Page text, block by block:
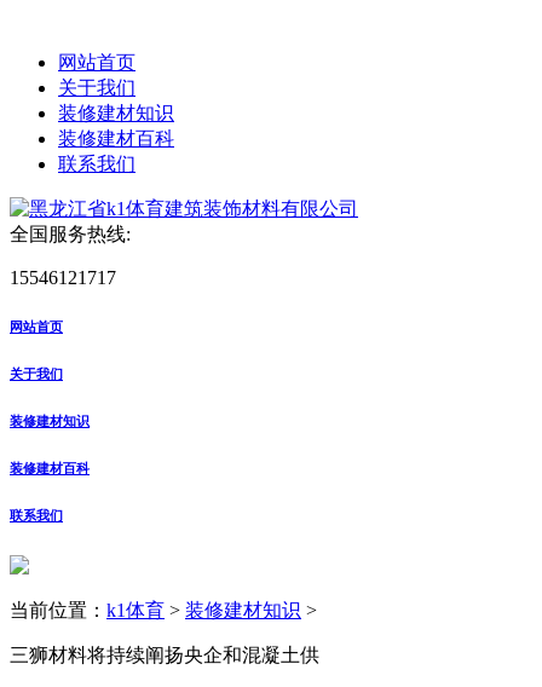
网站首页
关于我们
装修建材知识
装修建材百科
联系我们
全国服务热线:
15546121717
网站首页
关于我们
装修建材知识
装修建材百科
联系我们
当前位置： k1体育 > 装修建材知识 >
三狮材料将持续阐扬央企和混凝土供